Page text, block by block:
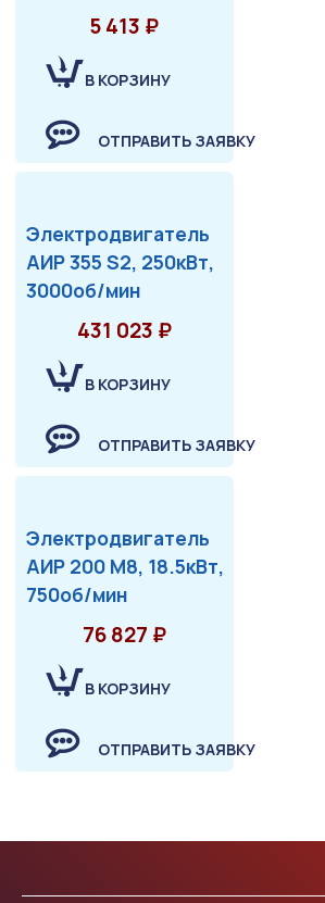
5 413 ₽
В КОРЗИНУ
ОТПРАВИТЬ ЗАЯВКУ
Электродвигатель
АИР 355 S2, 250кВт,
3000об/мин
431 023 ₽
В КОРЗИНУ
ОТПРАВИТЬ ЗАЯВКУ
Электродвигатель
АИР 200 М8, 18.5кВт,
750об/мин
76 827 ₽
В КОРЗИНУ
ОТПРАВИТЬ ЗАЯВКУ